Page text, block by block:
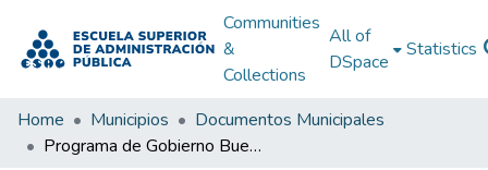
Communities
&
Collections
All of
DSpace
Statistics
Home Municipios
Documentos Municipales
Programa de Gobierno Buenos Aires Cauca 2005 - 2007: Programa de Gobierno Buenos Aires Cauca 2005 - 2007